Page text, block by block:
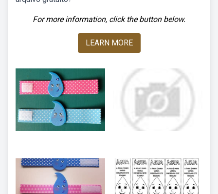
For more information, click the button below.
LEARN MORE